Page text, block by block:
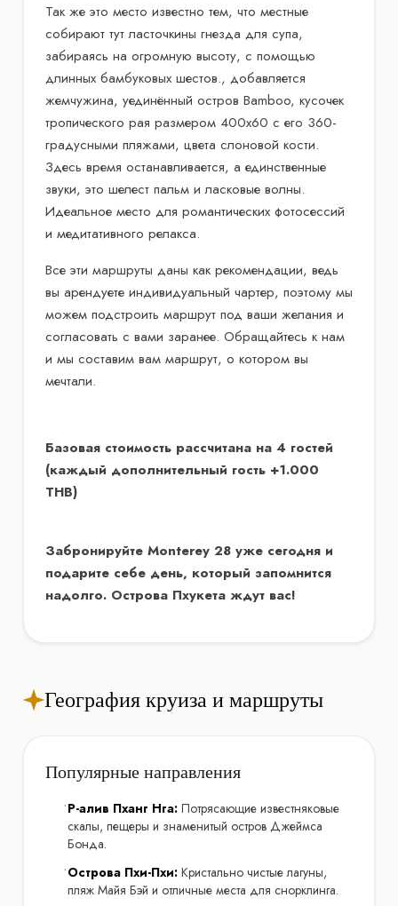
Так же это место известно тем, что местные
собирают тут ласточкины гнезда для супа,
забираясь на огромную высоту, с помощью
длинных бамбуковых шестов., добавляется
жемчужина, уединённый остров Bamboo, кусочек
тропического рая размером 400х60 с его 360-
градусными пляжами, цвета слоновой кости.
Здесь время останавливается, а единственные
звуки, это шелест пальм и ласковые волны.
Идеальное место для романтических фотосессий
и медитативного релакса.
Все эти маршруты даны как рекомендации, ведь
вы арендуете индивидуальный чартер, поэтому мы
можем подстроить маршрут под ваши желания и
согласовать с вами заранее. Обращайтесь к нам
и мы составим вам маршрут, о котором вы
мечтали.
Базовая стоимость рассчитана на 4 гостей
(каждый дополнительный гость +1.000
THB)
Забронируйте Monterey 28 уже сегодня и
подарите себе день, который запомнится
надолго. Острова Пхукета ждут вас!
География круиза и маршруты
Популярные направления
•Р-алив Пханг Нга: Потрясающие известняковые
скалы, пещеры и знаменитый остров Джеймса
Бонда.
•Острова Пхи-Пхи: Кристально чистые лагуны,
пляж Майя Бэй и отличные места для снорклинга.